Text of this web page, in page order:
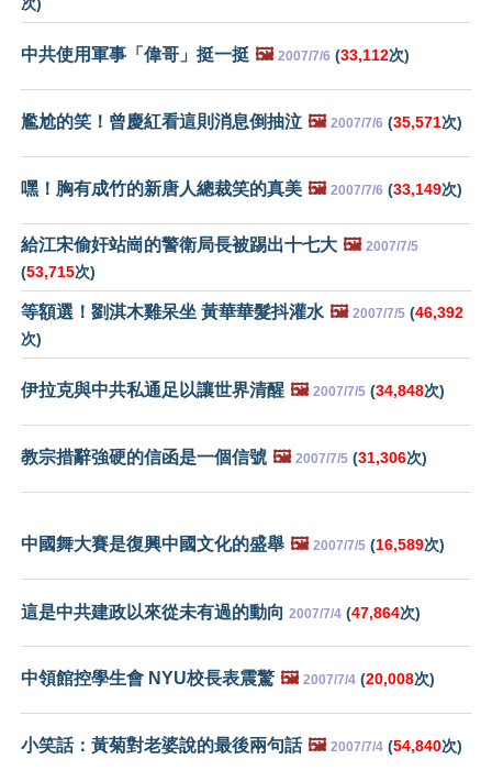
中共使用軍事「偉哥」挺一挺 🖼️ 2007/7/6 (33,112次)
尷尬的笑！曾慶紅看這則消息倒抽泣 🖼️ 2007/7/6 (35,571次)
嘿！胸有成竹的新唐人總裁笑的真美 🖼️ 2007/7/6 (33,149次)
給江宋偷奸站崗的警衛局長被踢出十七大 🖼️ 2007/7/5
(53,715次)
等額選！劉淇木雞呆坐 黃華華髮抖灌水 🖼️ 2007/7/5 (46,392
次)
伊拉克與中共私通足以讓世界清醒 🖼️ 2007/7/5 (34,848次)
教宗措辭強硬的信函是一個信號 🖼️ 2007/7/5 (31,306次)
中國舞大賽是復興中國文化的盛舉 🖼️ 2007/7/5 (16,589次)
這是中共建政以來從未有過的動向 2007/7/4 (47,864次)
中領館控學生會 NYU校長表震驚 🖼️ 2007/7/4 (20,008次)
小笑話：黃菊對老婆說的最後兩句話 🖼️ 2007/7/4 (54,840次)